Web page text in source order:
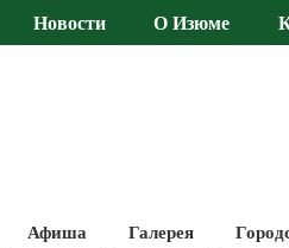
Новости О Изюме
Афиша Галерея